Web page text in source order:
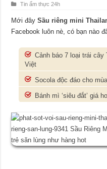
Tin ẩm thực 24h
Mới đâySầu riêng mini
Facebook luôn nè, có bạn nào
Cảnh báo 7 loại trái
Việt
Socola độc đáo cho
Bánh mì ‘siêu đắt’ giá